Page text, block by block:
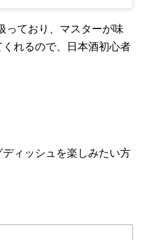
っており、マスターが味
れるので、日本酒初心者
ィッシュを楽しみたい方